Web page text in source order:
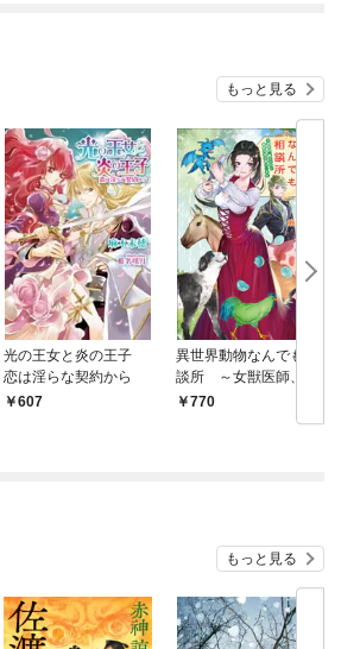
もっと見る
光の王女と炎の王子
恋は淫らな契約から
607
異世界動物なんでも相
談所 ～女獣医師、貧
乏な村で畜産改革を実
770
もっと見る